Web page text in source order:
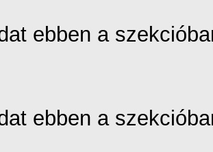
ebben a
ebben a